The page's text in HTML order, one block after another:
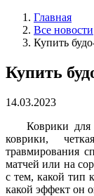
Главная
Все новости
Купить
Купить
14.03.2023
Коврики для
коврики,
травмирования
матчей или на
с тем, какой тип
какой эффект он